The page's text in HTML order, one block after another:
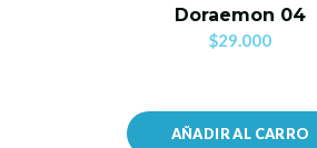
Doraemon 04
$29.000
AÑADIR AL CARRO